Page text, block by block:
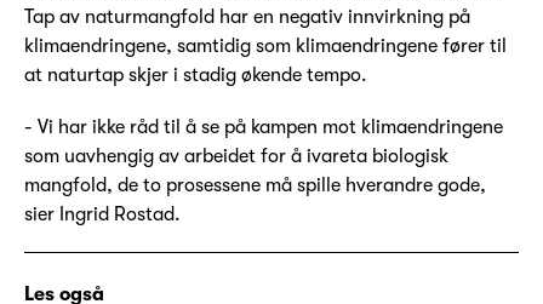
Tap av naturmangfold har en negativ innvirkning på
klimaendringene, samtidig som klimaendringene fører til
at naturtap skjer i stadig økende tempo.
- Vi har ikke råd til å se på kampen mot klimaendringene
som uavhengig av arbeidet for å ivareta biologisk
mangfold, de to prosessene må spille hverandre gode,
sier Ingrid Rostad.
Les også